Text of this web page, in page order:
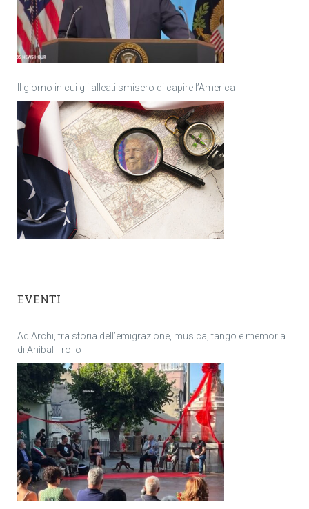
Il giorno in cui gli alleati smisero di capire l’America
EVENTI
Ad Archi, tra storia dell’emigrazione, musica, tango e memoria
di Anìbal Troilo